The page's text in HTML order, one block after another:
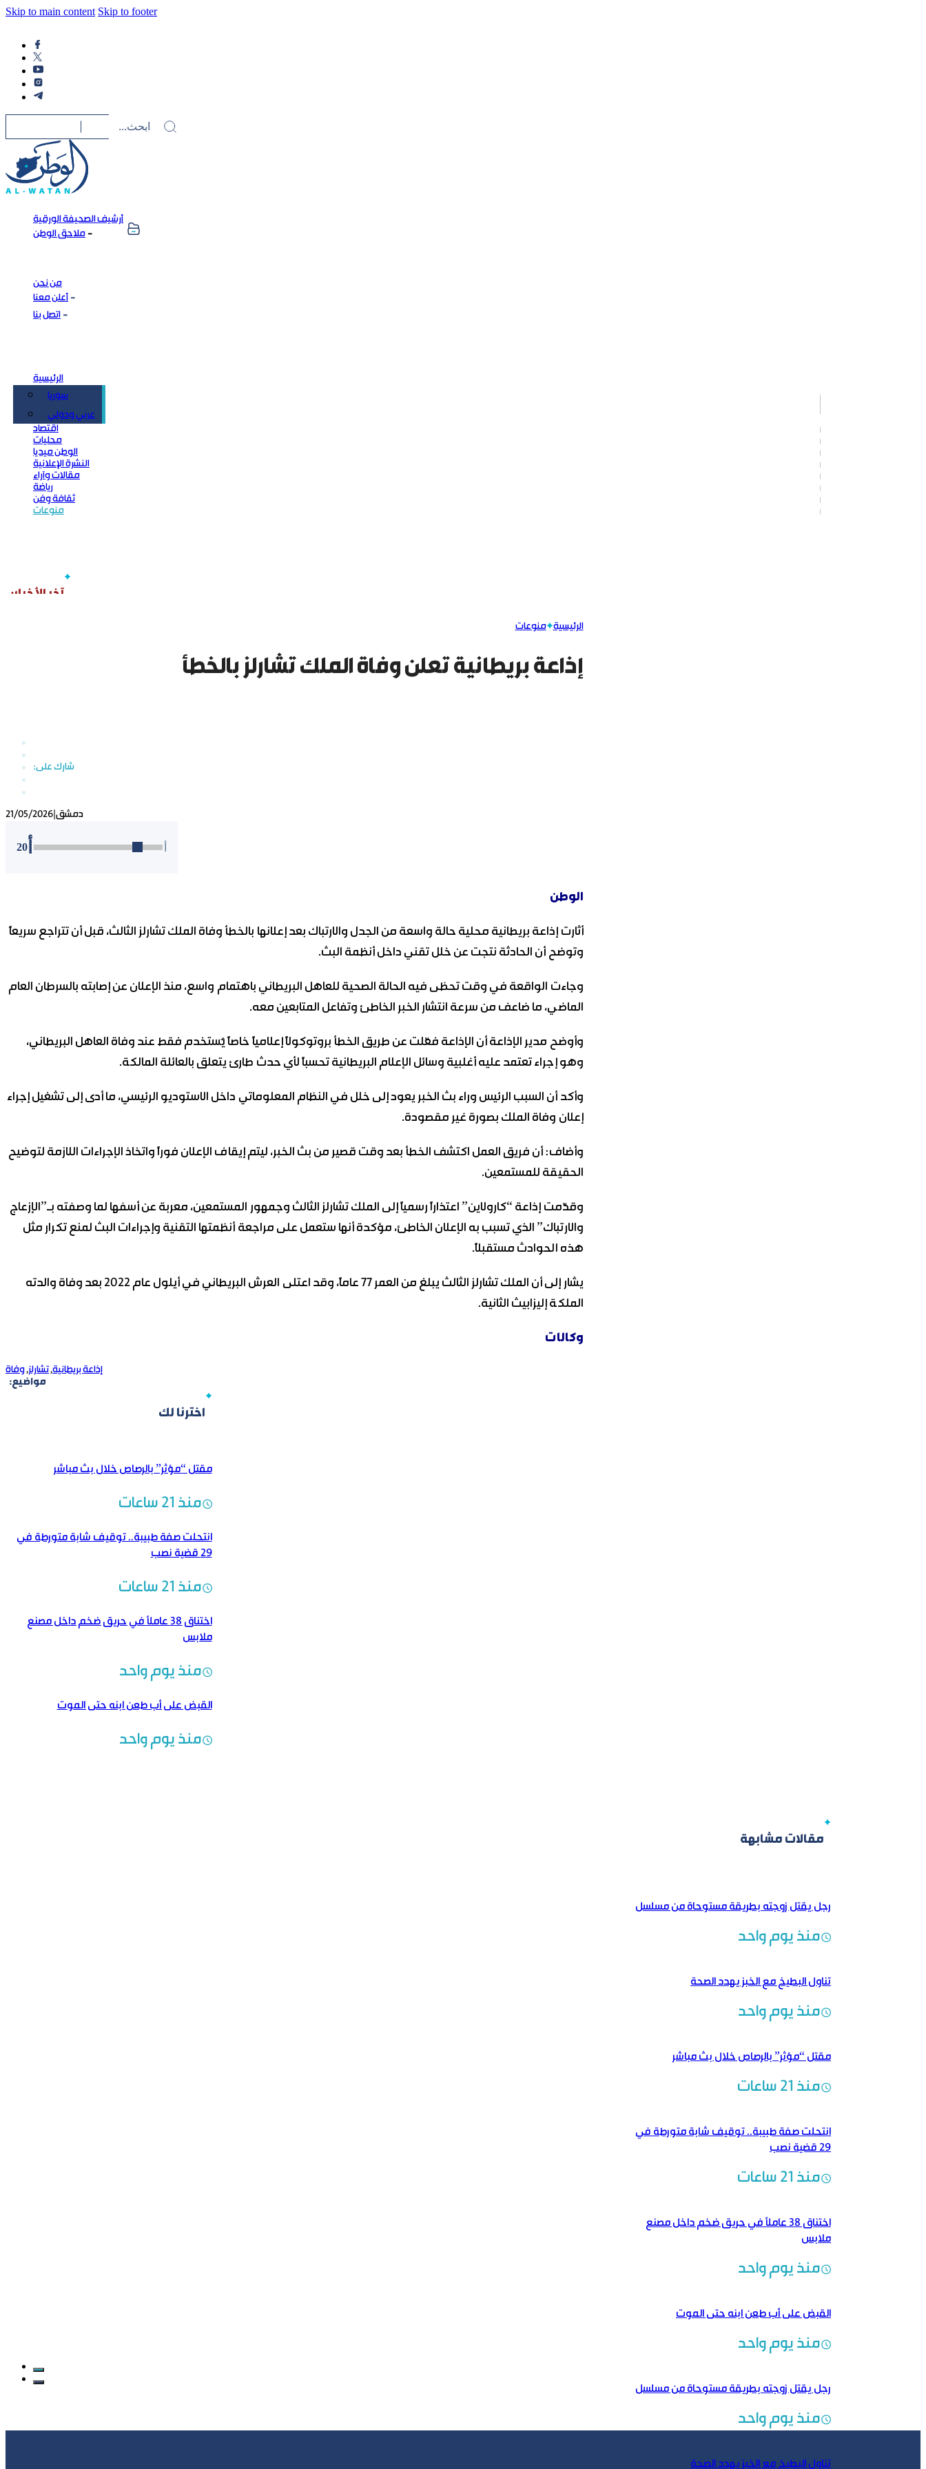
Skip to main content Skip to footer
أرشيف الصحيفة الورقية
ملاحق الوطن
من نحن
أعلن معنا
اتصل بنا
الرئيسية
سوريا
عربي ودولي
اقتصاد
محليات
الوطن ميديا
النشرة الإعلانية
مقالات وآراء
رياضة
ثقافة وفن
منوعات
الرئيسية منوعات
إذاعة بريطانية تعلن وفاة الملك تشارلز بالخطأ
21/05/2026 دمشق
20
الوطن
أثارت إذاعة بريطانية محلية حالة واسعة من الجدل والارتباك بعد إعلانها بالخطأ وفاة الملك تشارلز الثالث، قبل أن تتراجع سريعاً
وتوضح أن الحادثة نتجت عن خلل تقني داخل أنظمة البث.
وجاءت الواقعة في وقت تحظى فيه الحالة الصحية للعاهل البريطاني باهتمام واسع، منذ الإعلان عن إصابته بالسرطان العام
الماضي، ما ضاعف من سرعة انتشار الخبر الخاطئ وتفاعل المتابعين معه.
وأوضح مدير الإذاعة أن الإذاعة فعّلت عن طريق الخطأ بروتوكولاً إعلامياً خاصاً يُستخدم فقط عند وفاة العاهل البريطاني،
وهو إجراء تعتمد عليه أغلبية وسائل الإعلام البريطانية تحسباً لأي حدث طارئ يتعلق بالعائلة المالكة.
وأكد أن السبب الرئيس وراء بث الخبر يعود إلى خلل في النظام المعلوماتي داخل الاستوديو الرئيسي، ما أدى إلى تشغيل إجراء
إعلان وفاة الملك بصورة غير مقصودة.
وأضاف: أن فريق العمل اكتشف الخطأ بعد وقت قصير من بث الخبر، ليتم إيقاف الإعلان فوراً واتخاذ الإجراءات اللازمة لتوضيح
الحقيقة للمستمعين.
وقدّمت إذاعة “كارولاين” اعتذاراً رسمياً إلى الملك تشارلز الثالث وجمهور المستمعين، معربة عن أسفها لما وصفته بـ”الإزعاج
والارتباك” الذي تسبب به الإعلان الخاطئ، مؤكدة أنها ستعمل على مراجعة أنظمتها التقنية وإجراءات البث لمنع تكرار مثل
هذه الحوادث مستقبلاً.
يشار إلى أن الملك تشارلز الثالث يبلغ من العمر 77 عاماً، وقد اعتلى العرش البريطاني في أيلول عام 2022 بعد وفاة والدته
الملكة إليزابيث الثانية.
وكالات
إذاعة بريطانية,تشارلز,وفاة
مواضيع:
اخترنا لك
مقتل “مؤثر” بالرصاص خلال بث مباشر
منذ 21 ساعات
انتحلت صفة طبيبة.. توقيف شابة متورطة في
29 قضية نصب
منذ 21 ساعات
اختناق 38 عاملاً في حريق ضخم داخل مصنع
ملابس
منذ يوم واحد
القبض على أب طعن ابنه حتى الموت
منذ يوم واحد
مقالات مشابهة
رجل يقتل زوجته بطريقة مستوحاة من مسلسل
منذ يوم واحد
تناول البطيخ مع الخبز يهدد الصحة
منذ يوم واحد
مقتل “مؤثر” بالرصاص خلال بث مباشر
منذ 21 ساعات
انتحلت صفة طبيبة.. توقيف شابة متورطة في
29 قضية نصب
منذ 21 ساعات
اختناق 38 عاملاً في حريق ضخم داخل مصنع
ملابس
منذ يوم واحد
القبض على أب طعن ابنه حتى الموت
منذ يوم واحد
رجل يقتل زوجته بطريقة مستوحاة من مسلسل
منذ يوم واحد
تناول البطيخ مع الخبز يهدد الصحة